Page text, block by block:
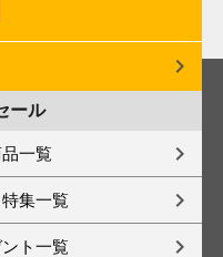
ール
一覧
集一覧
ト一覧